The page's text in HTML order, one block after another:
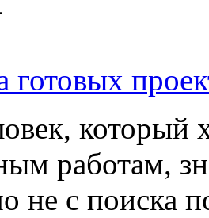
готовых
который
работам,
не с поиска